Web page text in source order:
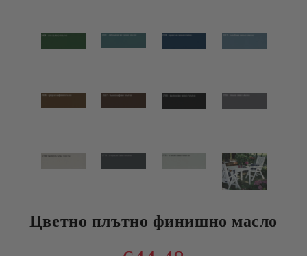
Цветно плътно финишно масло